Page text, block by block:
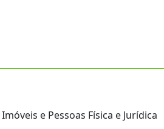
e Pessoas Física e Jurídica